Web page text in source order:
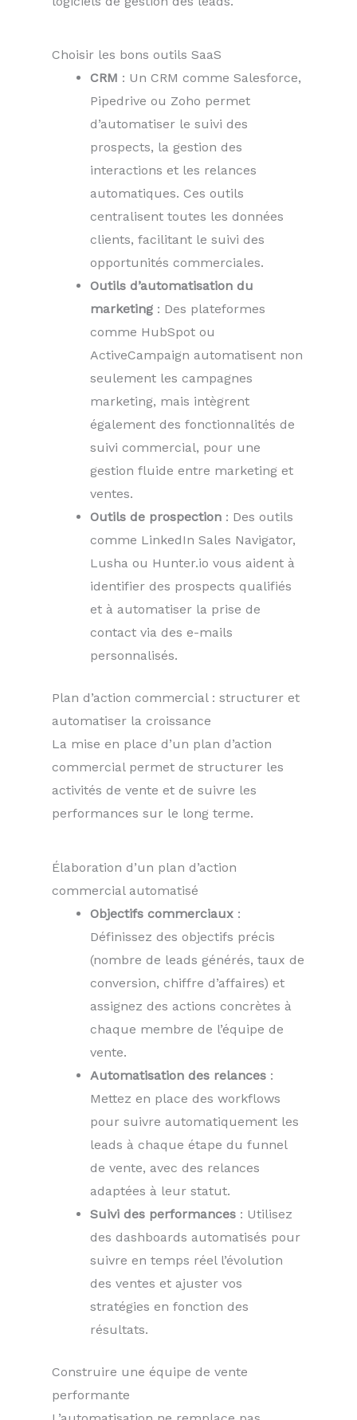
Choisir les bons outils SaaS
CRM : Un CRM comme Salesforce,
Pipedrive ou Zoho permet
d’automatiser le suivi des
prospects, la gestion des
interactions et les relances
automatiques. Ces outils
centralisent toutes les données
clients, facilitant le suivi des
opportunités commerciales.
Outils d’automatisation du
marketing : Des plateformes
comme HubSpot ou
ActiveCampaign automatisent non
seulement les campagnes
marketing, mais intègrent
également des fonctionnalités de
suivi commercial, pour une
gestion fluide entre marketing et
ventes.
Outils de prospection : Des outils
comme LinkedIn Sales Navigator,
Lusha ou Hunter.io vous aident à
identifier des prospects qualifiés
et à automatiser la prise de
contact via des e-mails
personnalisés.
Plan d’action commercial : structurer et
automatiser la croissance
La mise en place d’un plan d’action
commercial permet de structurer les
activités de vente et de suivre les
performances sur le long terme.
Élaboration d’un plan d’action
commercial automatisé
Objectifs commerciaux :
Définissez des objectifs précis
(nombre de leads générés, taux de
conversion, chiffre d’affaires) et
assignez des actions concrètes à
chaque membre de l’équipe de
vente.
Automatisation des relances :
Mettez en place des workflows
pour suivre automatiquement les
leads à chaque étape du funnel
de vente, avec des relances
adaptées à leur statut.
Suivi des performances : Utilisez
des dashboards automatisés pour
suivre en temps réel l’évolution
des ventes et ajuster vos
stratégies en fonction des
résultats.
Construire une équipe de vente
performante